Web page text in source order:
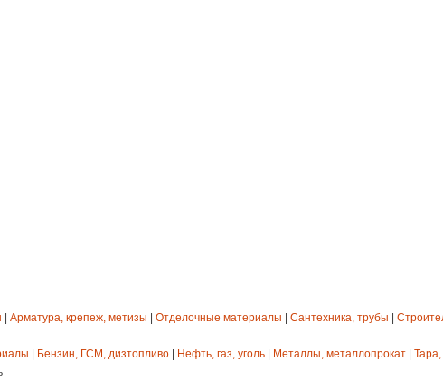
Арматура, крепеж, метизы Отделочные материалы Сантехника, трубы
Бензин, ГСМ, дизтопливо Нефть, газ, уголь Металлы, металлопрокат Тара,